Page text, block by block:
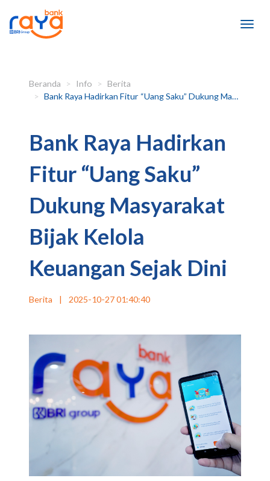
Beranda Info
Berita
Bank Raya Hadirkan Fitur “Uang Saku” Dukung Masyarakat Bijak Kelola Keuangan Sejak Dini
Bank Raya Hadirkan
Fitur “Uang Saku”
Dukung Masyarakat
Bijak Kelola
Keuangan Sejak Dini
Berita | 2025-10-27 01:40:40